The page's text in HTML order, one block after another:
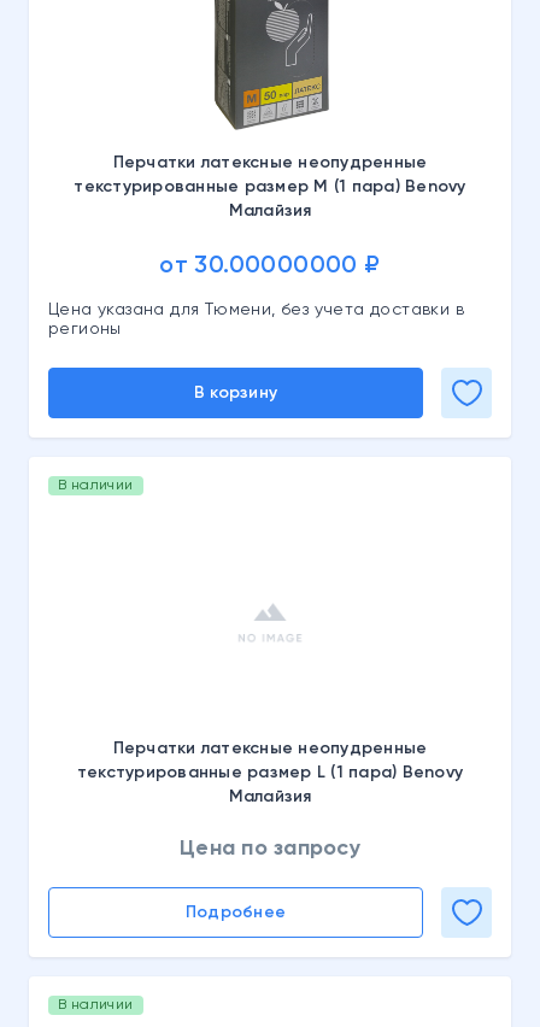
Перчатки латексные неопудренные
текстурированные размер M (1 пара) Benovy
Малайзия
от 30.00000000 ₽
Цена указана для Тюмени, без учета доставки в
регионы
В корзину
В наличии
Перчатки латексные неопудренные
текстурированные размер L (1 пара) Benovy
Малайзия
Цена по запросу
Подробнее
В наличии